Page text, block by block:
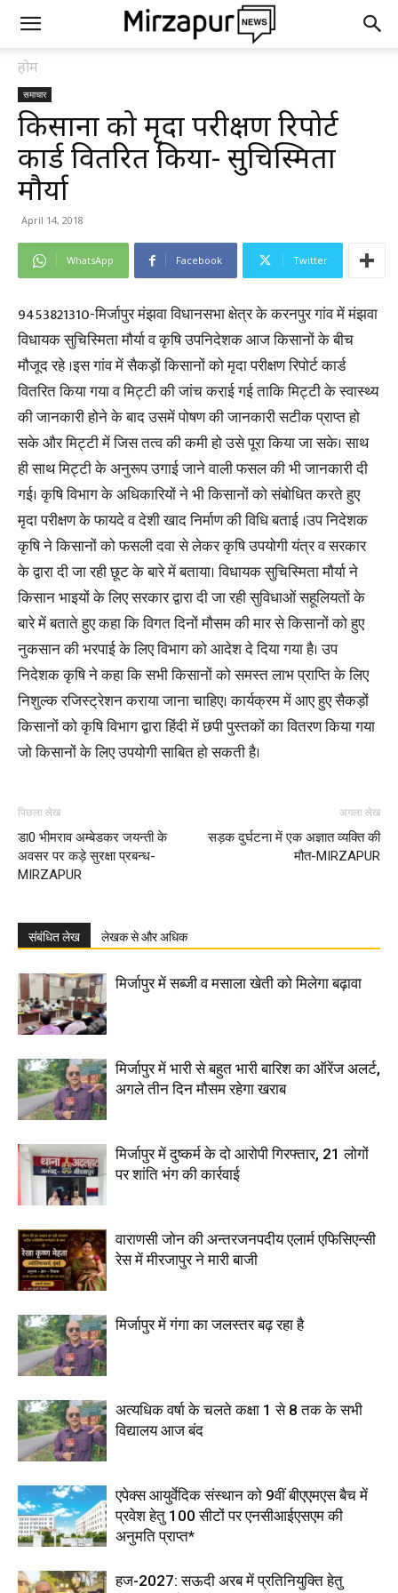
होम
समाचार
किसानों को मृदा परीक्षण रिपोर्ट
कार्ड वितरित किया- सुचिस्मिता
मौर्या
April 14, 2018
WhatsApp Facebook Twitter
9453821310-मिर्जापुर मंझवा विधानसभा क्षेत्र के करनपुर गांव में मंझवा
विधायक सुचिस्मिता मौर्या व कृषि उपनिदेशक आज किसानों के बीच
मौजूद रहे ।इस गांव में सैकड़ों किसानों को मृदा परीक्षण रिपोर्ट कार्ड
वितरित किया गया व मिट्टी की जांच कराई गई ताकि मिट्टी के स्वास्थ्य
की जानकारी होने के बाद उसमें पोषण की जानकारी सटीक प्राप्त हो
सके और मिट्टी में जिस तत्व की कमी हो उसे पूरा किया जा सके। साथ
ही साथ मिट्टी के अनुरूप उगाई जाने वाली फसल की भी जानकारी दी
गई। कृषि विभाग के अधिकारियों ने भी किसानों को संबोधित करते हुए
मृदा परीक्षण के फायदे व देशी खाद निर्माण की विधि बताई ।उप निदेशक
कृषि ने किसानों को फसली दवा से लेकर कृषि उपयोगी यंत्र व सरकार
के द्वारा दी जा रही छूट के बारे में बताया। विधायक सुचिस्मिता मौर्या ने
किसान भाइयों के लिए सरकार द्वारा दी जा रही सुविधाओं सहूलियतों के
बारे में बताते हुए कहा कि विगत दिनों मौसम की मार से किसानों को हुए
नुकसान की भरपाई के लिए विभाग को आदेश दे दिया गया है। उप
निदेशक कृषि ने कहा कि सभी किसानों को समस्त लाभ प्राप्ति के लिए
निशुल्क रजिस्ट्रेशन कराया जाना चाहिए। कार्यक्रम में आए हुए सैकड़ों
किसानों को कृषि विभाग द्वारा हिंदी में छपी पुस्तकों का वितरण किया गया
जो किसानों के लिए उपयोगी साबित हो सकती है।
पिछला लेख
डा0 भीमराव अम्बेडकर जयन्ती के
अवसर पर कड़े सुरक्षा प्रबन्ध-
MIRZAPUR
अगला लेख
सड़क दुर्घटना में एक अज्ञात व्यक्ति की
मौत-MIRZAPUR
संबंधित लेख लेखक से और अधिक
मिर्जापुर में सब्जी व मसाला खेती को मिलेगा बढ़ावा
मिर्जापुर में भारी से बहुत भारी बारिश का ऑरेंज अलर्ट,
अगले तीन दिन मौसम रहेगा खराब
मिर्जापुर में दुष्कर्म के दो आरोपी गिरफ्तार, 21 लोगों
पर शांति भंग की कार्रवाई
वाराणसी जोन की अन्तरजनपदीय एलार्म एफिसिएन्सी
रेस में मीरजापुर ने मारी बाजी
मिर्जापुर में गंगा का जलस्तर बढ़ रहा है
अत्यधिक वर्षा के चलते कक्षा 1 से 8 तक के सभी
विद्यालय आज बंद
एपेक्स आयुर्वेदिक संस्थान को 9वीं बीएएमएस बैच में
प्रवेश हेतु 100 सीटों पर एनसीआईएसएम की
अनुमति प्राप्त*
हज-2027: सऊदी अरब में प्रतिनियुक्ति हेतु